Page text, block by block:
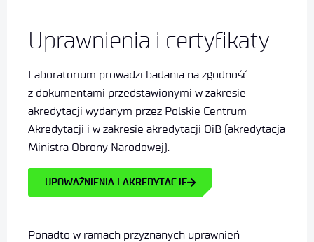
Uprawnienia i certyfikaty
Laboratorium prowadzi badania na zgodność
z dokumentami przedstawionymi w zakresie
akredytacji wydanym przez Polskie Centrum
Akredytacji i w zakresie akredytacji OiB (akredytacja
Ministra Obrony Narodowej).
UPOWAŻNIENIA I AKREDYTACJE
Ponadto w ramach przyznanych uprawnień